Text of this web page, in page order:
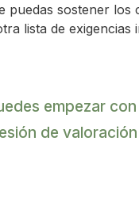
puedas sostener los
lista de exigencias
empezar
de